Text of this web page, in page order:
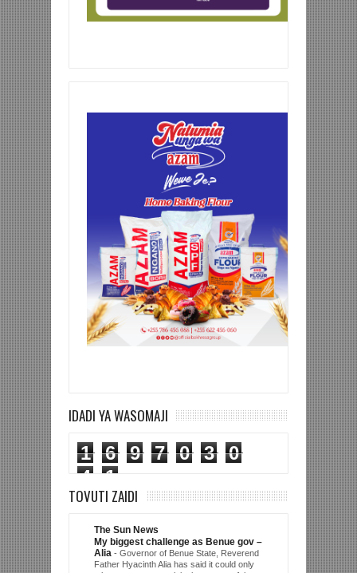
IDADI YA WASOMAJI
1 6 9 7 0 3
0
4
1
TOVUTI ZAIDI
The Sun News
My biggest challenge as Benue gov –
Alia - Governor of Benue State, Reverend
Father Hyacinth Alia has said it could only